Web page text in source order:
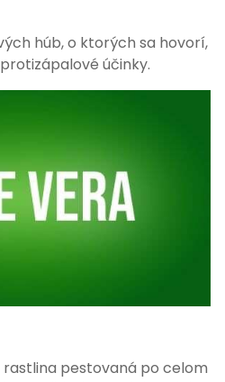
húb, o ktorých sa hovorí,
účinky.
pestovaná po celom